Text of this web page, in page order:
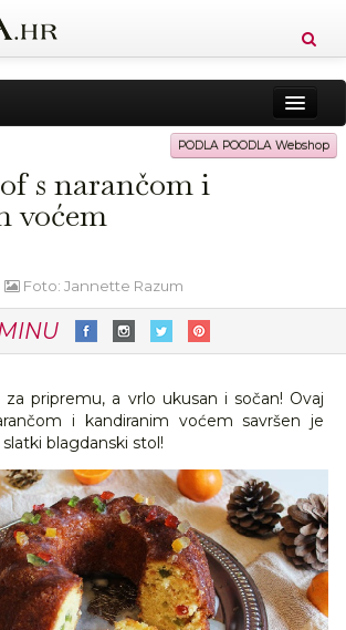
Zdravlje Vitkost
Relax Putovanja
PODLA POODLA Webshop
s narančom i
voćem
Foto: Jannette Razum
za pripremu, a vrlo ukusan i sočan! Ovaj
i kandiranim voćem savršen je
blagdanski stol!